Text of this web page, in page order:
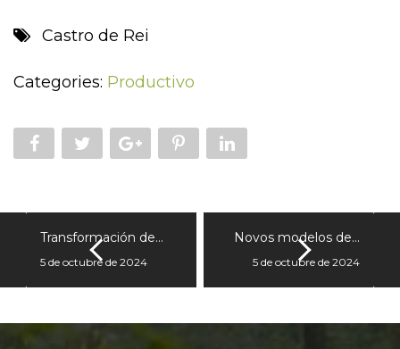
Castro de Rei
Categories: Productivo
Transformación de…
5 de octubre de 2024
Novos modelos de…
5 de octubre de 2024